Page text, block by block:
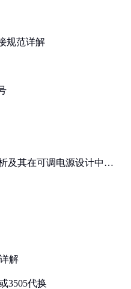
规范详解
及其在可调电源设计中的
解
3505代换